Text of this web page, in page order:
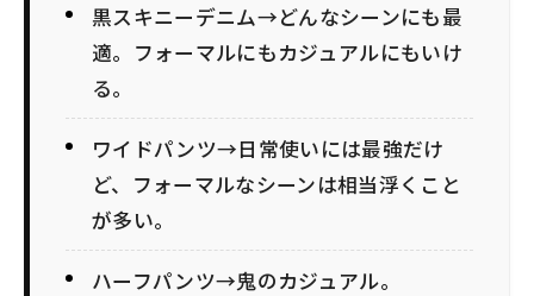
黒スキニーデニム→どんなシーンにも最
適。フォーマルにもカジュアルにもいけ
る。
ワイドパンツ→日常使いには最強だけ
ど、フォーマルなシーンは相当浮くこと
が多い。
ハーフパンツ→鬼のカジュアル。